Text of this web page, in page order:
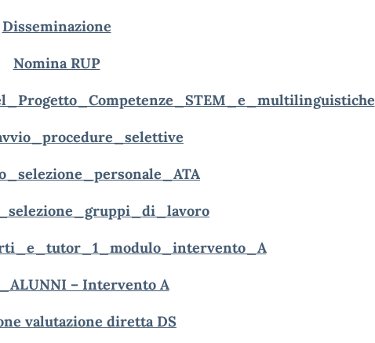
Disseminazione
Nomina RUP
– Intervento A
valutazione diretta DS